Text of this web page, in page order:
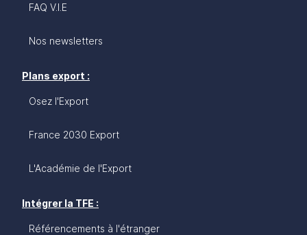
FAQ V.I.E
Nos newsletters
Plans export :
Osez l'Export
France 2030 Export
L'Académie de l'Export
Intégrer la TFE :
Référencements à l'étranger